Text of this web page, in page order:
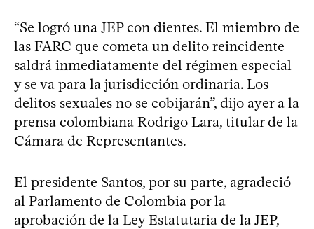
“Se logró una JEP con dientes. El miembro de
las FARC que cometa un delito reincidente
saldrá inmediatamente del régimen especial
y se va para la jurisdicción ordinaria. Los
delitos sexuales no se cobijarán”, dijo ayer a la
prensa colombiana Rodrigo Lara, titular de la
Cámara de Representantes.
El presidente Santos, por su parte, agradeció
al Parlamento de Colombia por la
aprobación de la Ley Estatutaria de la JEP,